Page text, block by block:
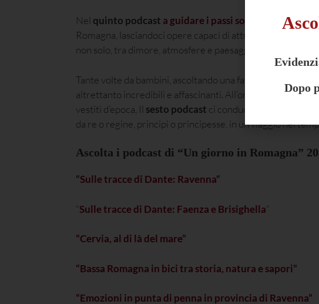
Nel quinto podcast a guidare i passi sono la voce e le
Romagna, lasciandoci opere capaci di attraversare il
non solo, tra dimore, atmosfere e paesaggi che si
Tante volte da bambini, ascoltando una favola, ci siamo
altrettanto incredibili e affascinanti. All’ombra di torri
vestiti d’epoca, Il sesto podcast ci conduce
da re o regine, principi o principesse, in un viaggio nel
Ascolta i podcast di “Un giorno in Romagna”
“Sulle tracce di Dante: Ravenna“
“Sulle tracce di Dante: Faenza e Brisighella“
“Cervia, al di là del mare”
“Bassa Romagna in bici tra storia, natura e sapori”
“Emozioni in punta di penna in provincia di Ravenna”
Dopo